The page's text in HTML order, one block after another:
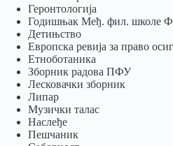
Геронтологија
Годишњак Међ. фил. школе
Детињство
Европска ревија за право
Eтноботаника
Зборник радова ПФУ
Лесковачки зборник
Липар
Музички талас
Наслеђе
Пешчаник